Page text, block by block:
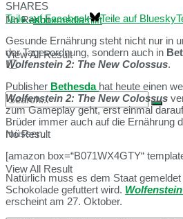
No Result
View All Result
Xboxmedia hilft
No Result
View All Result
SHARES
Teile auf Facebook
Teile auf Bluesky
Gesunde Ernährung steht nicht nur in
der Tagesordnung, sondern auch in
Wolfenstein 2: The New Colossus.
Publisher Bethesda hat heute einen
Wolfenstein 2: The New Colossus
zum Gameplay geht, erst einmal
Brüder immer auch auf die Ernährung
müssen.
[amazon box=“B071WX4GTY“
Natürlich muss es dem Staat
Schokolade gefuttert wird.
erscheint am 27. Oktober.